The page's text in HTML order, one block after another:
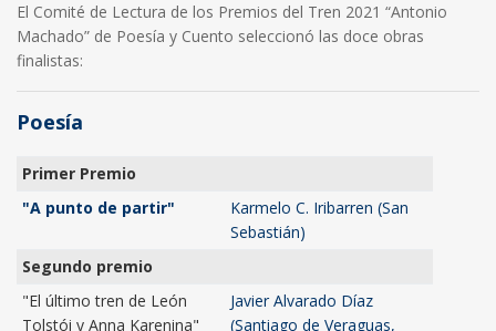
El Comité de Lectura de los Premios del Tren 2021 “Antonio
Machado” de Poesía y Cuento seleccionó las doce obras
finalistas:
Poesía
Primer Premio
"A punto de partir"
Karmelo C. Iribarren (San
Sebastián)
Segundo premio
"El último tren de León
Tolstói y Anna Karenina"
Javier Alvarado Díaz
(Santiago de Veraguas,